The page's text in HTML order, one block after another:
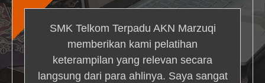
SMK Telkom Terpadu AKN Marzuqi
memberikan kami pelatihan
keterampilan yang relevan secara
langsung dari para ahlinya. Saya sangat